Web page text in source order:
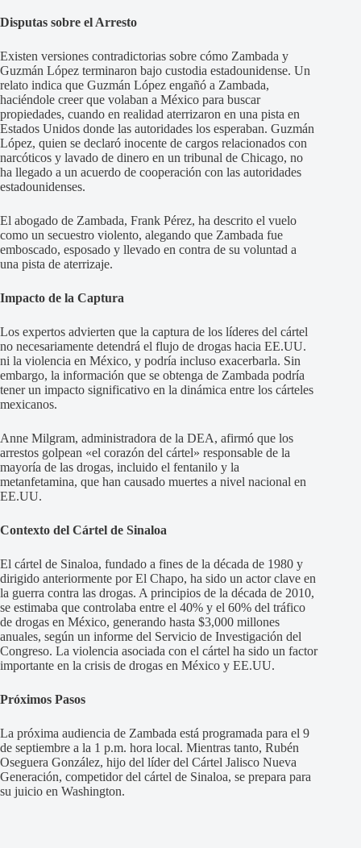
Disputas sobre el Arresto
Existen versiones contradictorias sobre cómo Zambada y
Guzmán López terminaron bajo custodia estadounidense. Un
relato indica que Guzmán López engañó a Zambada,
haciéndole creer que volaban a México para buscar
propiedades, cuando en realidad aterrizaron en una pista en
Estados Unidos donde las autoridades los esperaban. Guzmán
López, quien se declaró inocente de cargos relacionados con
narcóticos y lavado de dinero en un tribunal de Chicago, no
ha llegado a un acuerdo de cooperación con las autoridades
estadounidenses.
El abogado de Zambada, Frank Pérez, ha descrito el vuelo
como un secuestro violento, alegando que Zambada fue
emboscado, esposado y llevado en contra de su voluntad a
una pista de aterrizaje.
Impacto de la Captura
Los expertos advierten que la captura de los líderes del cártel
no necesariamente detendrá el flujo de drogas hacia EE.UU.
ni la violencia en México, y podría incluso exacerbarla. Sin
embargo, la información que se obtenga de Zambada podría
tener un impacto significativo en la dinámica entre los cárteles
mexicanos.
Anne Milgram, administradora de la DEA, afirmó que los
arrestos golpean «el corazón del cártel» responsable de la
mayoría de las drogas, incluido el fentanilo y la
metanfetamina, que han causado muertes a nivel nacional en
EE.UU.
Contexto del Cártel de Sinaloa
El cártel de Sinaloa, fundado a fines de la década de 1980 y
dirigido anteriormente por El Chapo, ha sido un actor clave en
la guerra contra las drogas. A principios de la década de 2010,
se estimaba que controlaba entre el 40% y el 60% del tráfico
de drogas en México, generando hasta $3,000 millones
anuales, según un informe del Servicio de Investigación del
Congreso. La violencia asociada con el cártel ha sido un factor
importante en la crisis de drogas en México y EE.UU.
Próximos Pasos
La próxima audiencia de Zambada está programada para el 9
de septiembre a la 1 p.m. hora local. Mientras tanto, Rubén
Oseguera González, hijo del líder del Cártel Jalisco Nueva
Generación, competidor del cártel de Sinaloa, se prepara para
su juicio en Washington.